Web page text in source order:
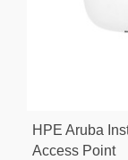
HPE Aruba
Access Point